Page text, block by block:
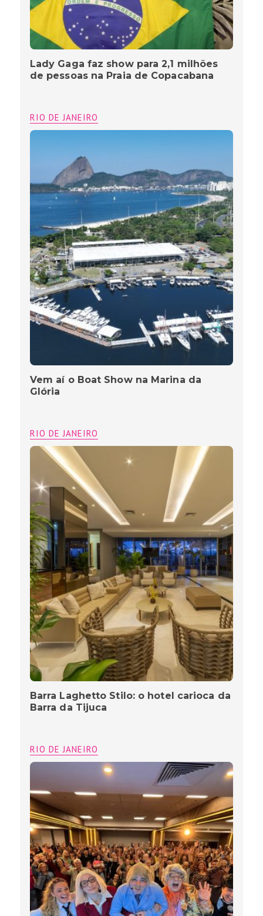
Lady Gaga faz show para 2,1 milhões
de pessoas na Praia de Copacabana
RIO DE JANEIRO
Vem aí o Boat Show na Marina da
Glória
RIO DE JANEIRO
Barra Laghetto Stilo: o hotel carioca da
Barra da Tijuca
RIO DE JANEIRO